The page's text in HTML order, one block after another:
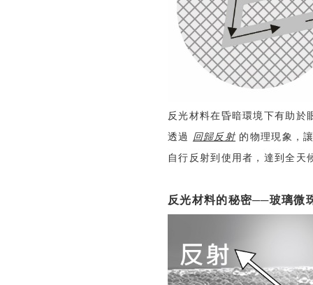
反光材料在昏暗環境下有助於
透過 回歸反射的物理現象，
自行反射到使用者，達到全天
反光材料的秘密──玻璃微